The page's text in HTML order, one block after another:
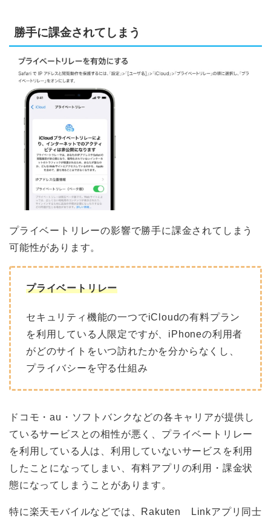
勝手に課金されてしまう
プライベートリレーの影響で勝手に課金されてしまう
可能性があります。
プライベートリレー
セキュリティ機能の一つでiCloudの有料プラン
を利用している人限定ですが、iPhoneの利用者
がどのサイトをいつ訪れたかを分からなくし、
プライバシーを守る仕組み
ドコモ・au・ソフトバンクなどの各キャリアが提供し
ているサービスとの相性が悪く、プライベートリレー
を利用している人は、利用していないサービスを利用
したことになってしまい、有料アプリの利用・課金状
態になってしまうことがあります。
特に楽天モバイルなどでは、Rakuten Linkアプリ同士